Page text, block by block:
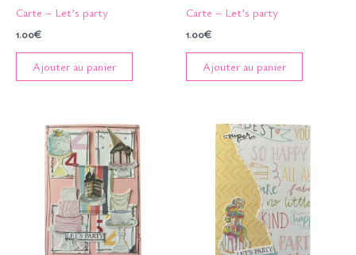
Carte – Let’s party
1.00€
Ajouter au panier
Carte – Let’s party
1.00€
Ajouter au panier